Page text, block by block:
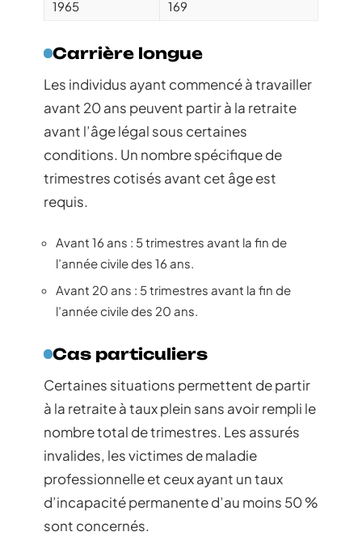
1965
169
Carrière longue
Les individus ayant commencé à travailler
avant 20 ans peuvent partir à la retraite
avant l’âge légal sous certaines
conditions. Un nombre spécifique de
trimestres cotisés avant cet âge est
requis.
Avant 16 ans : 5 trimestres avant la fin de
l’année civile des 16 ans.
Avant 20 ans : 5 trimestres avant la fin de
l’année civile des 20 ans.
Cas particuliers
Certaines situations permettent de partir
à la retraite à taux plein sans avoir rempli le
nombre total de trimestres. Les assurés
invalides, les victimes de maladie
professionnelle et ceux ayant un taux
d’incapacité permanente d’au moins 50 %
sont concernés.